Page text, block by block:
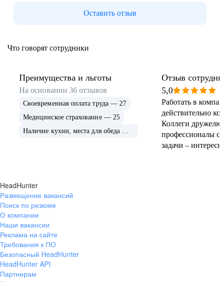
Оставить отзыв
Что говорят сотрудники
Преимущества и льготы
На основании36 отзывов
Своевременная оплата труда — 27
Медицинское страхование — 25
Отзыв
5,0
Работать в
действительно
Коллеги
профессионалы
задачи –
HeadHunter
Размещение вакансий
Поиск по резюме
О компании
Наши вакансии
Реклама на сайте
Требования к ПО
Безопасный HeadHunter
HeadHunter API
Партнерам